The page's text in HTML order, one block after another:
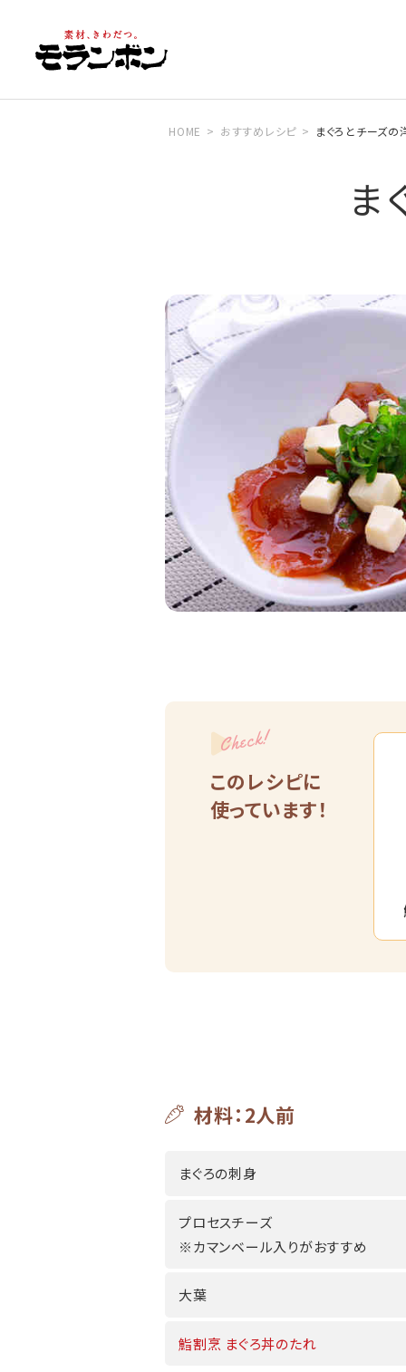
HOME おすすめレシピ まぐろとチーズ
ま
Check!
このレシピに
使っています！
材料：2人前
まぐろの刺身
プロセスチーズ
※カマンベール入りがおすすめ
大葉
鮨割烹 まぐろ丼のたれ